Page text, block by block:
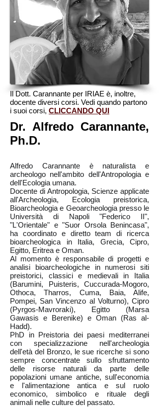
Il Dott. Carannante per IRIAE è, inoltre,
docente diversi corsi. Vedi quando partono
i suoi corsi, CLICCANDO QUI
Dr. Alfredo Carannante,
Ph.D.
Alfredo Carannante è naturalista e
archeologo nell'ambito dell'Antropologia e
dell'Ecologia umana.
Docente di Antropologia, Scienze applicate
all'Archeologia, Ecologia preistorica,
Bioarcheologia e Geoarcheologia presso le
Università di Napoli "Federico II",
"L'Orientale" e "Suor Orsola Benincasa",
ha coordinato e diretto team di ricerca
bioarcheologica in Italia, Grecia, Cipro,
Egitto, Eritrea e Oman.
Al momento è responsabile di progetti e
analisi bioarcheologiche in numerosi siti
preistorici, classici e medievali in Italia
(Barumini, Puisteris, Cuccurada-Mogoro,
Othoca, Tharros, Cuma, Baia, Alife,
Pompei, San Vincenzo al Volturno), Cipro
(Pyrgos-Mavroraki), Egitto (Marsa
Gawasis e Berenike) e Oman (Ras al-
Hadd).
PhD in Preistoria dei paesi mediterranei
con specializzazione nell'archeologia
dell'età del Bronzo, le sue ricerche si sono
sempre concentrate sullo sfruttamento
delle risorse naturali da parte delle
popolazioni umane antiche, sull'economia
e l'alimentazione antica e sul ruolo
economico, simbolico e rituale degli
animali nelle culture del passato.